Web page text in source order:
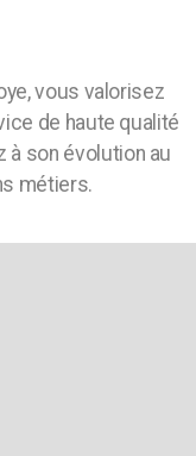
vous valorisez
de haute qualité
à son évolution au
métiers.